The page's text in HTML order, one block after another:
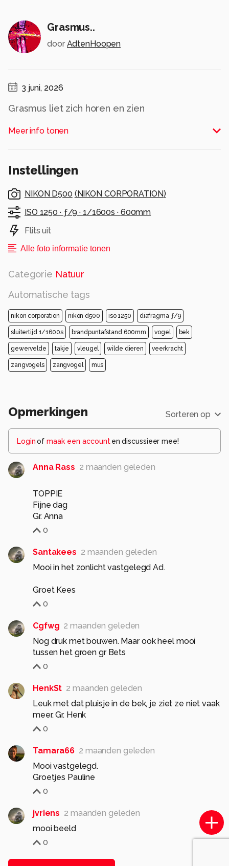
Grasmus..
door AdtenHoopen
3 juni, 2026
Grasmus liet zich horen en zien
Alle rechten voorbehouden
Meer info tonen
Instellingen
NIKON D500 (NIKON CORPORATION)
ISO 1250 · ƒ/9 · 1/1600s · 600mm
Flits uit
Alle foto informatie tonen
Categorie Natuur
Automatische tags
nikon corporation nikon d500 iso 1250 diafragma ƒ/9
sluitertijd 1/1600s brandpuntafstand 600mm vogel bek
gewervelde takje vleugel wilde dieren veerkracht
zangvogels zangvogel mus
Opmerkingen Sorteren op
Loginof maak een account en discussieer mee!
Anna Rass 2 maanden geleden
TOPPIE
Fijne dag
Gr. Anna
0
Santakees 2 maanden geleden
Mooi in het zonlicht vastgelegd Ad.
Groet Kees
0
Cgfwg 2 maanden geleden
Nog druk met bouwen. Maar ook heel mooi
tussen het groen gr Bets
0
HenkSt 2 maanden geleden
Leuk met dat pluisje in de bek, je ziet ze niet vaak
meer. Gr. Henk
0
Tamara66 2 maanden geleden
Mooi vastgelegd.
Groetjes Pauline
0
jvriens 2 maanden geleden
mooi beeld
0